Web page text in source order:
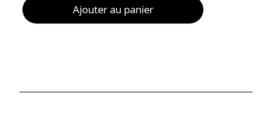
Ajouter au panier